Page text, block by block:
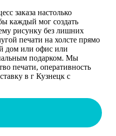
заказа настолько
каждый мог создать
рисунку без лишних
печати на холсте прямо
дом или офис или
подарком. Мы
печати, оперативность
в г Кузнецк с